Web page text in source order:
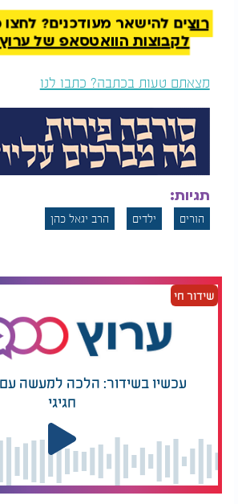
רוצים להישאר מעודכנים?
לקבוצות הוואטסאפ של ערוץ 2000 >>>
מצאתם טעות בכתבה? כתבו לנו
תגיות:
הורים ילדים הרב יגאל כהן
שידור חי
עכשיו בשידור: הלכה למעשה
חגיגי